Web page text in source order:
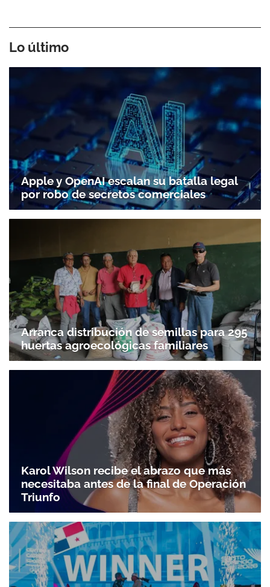
Lo último
Apple y OpenAI escalan su batalla legal
por robo de secretos comerciales
Arranca distribución de semillas para 295
huertas agroecológicas familiares
Karol Wilson recibe el abrazo que más
necesitaba antes de la final de Operación
Triunfo